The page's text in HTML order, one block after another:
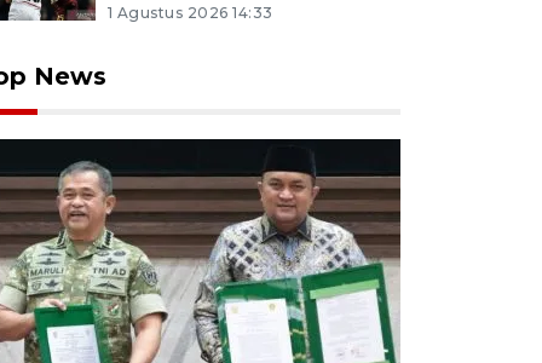
1 Agustus 2026 14:33
News